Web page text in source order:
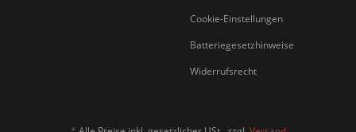
Cookie-Einstellungen
Batteriegesetzhinweise
Widerrufsrecht